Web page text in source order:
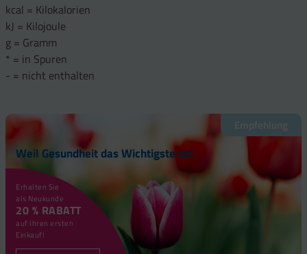
kcal = Kilokalorien
kJ = Kilojoule
g = Gramm
* = in Spuren
- = nicht enthalten
Empfehlung
Weil Gesundheit das Wichtigste ist!
Erhalten Sie
als Neukunde
20 % RABATT
auf Ihren ersten
Einkauf!